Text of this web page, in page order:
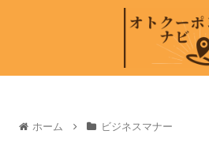
ホーム ビジネスマナー